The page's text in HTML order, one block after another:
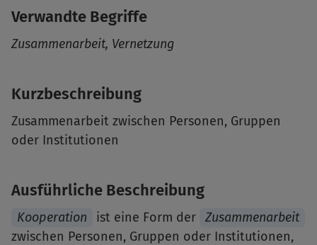
Verwandte Begriffe
Zusammenarbeit Vernetzung
Kurzbeschreibung
Zusammenarbeit zwischen Personen, Gruppen
oder Institutionen
Ausführliche Beschreibung
Kooperation ist eine Form der Zusammenarbeit
zwischen Personen, Gruppen oder Institutionen,